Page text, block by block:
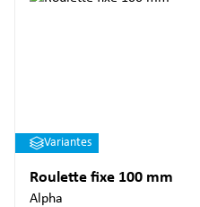
Variantes
Roulette fixe 100 mm
Alpha